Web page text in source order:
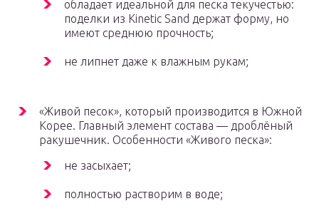
обладает идеальной для песка текучестью:
поделки из Kinetic Sand держат форму, но
имеют среднюю прочность;
не липнет даже к влажным рукам;
«Живой песок», который производится в Южной
Корее. Главный элемент состава — дроблёный
ракушечник. Особенности «Живого песка»:
не засыхает;
полностью растворим в воде;